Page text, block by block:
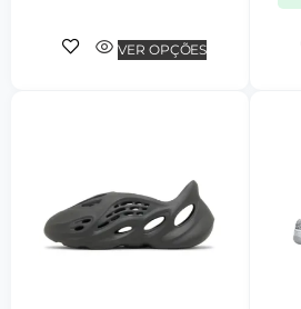
VER OPÇÕES